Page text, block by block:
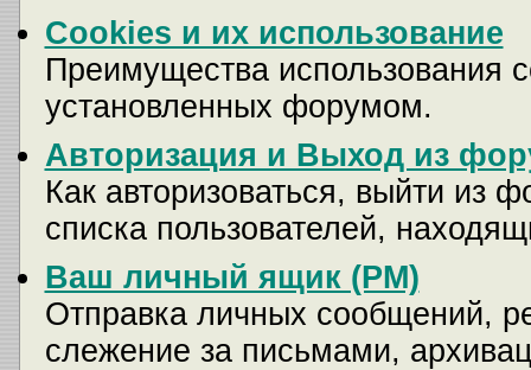
Cookies и их использование
Преимущества использования
установленных форумом.
Авторизация и Выход из
Как авторизоваться, выйти из
списка пользователей,
Ваш личный ящик (PM)
Отправка личных сообщений,
слежение за письмами,